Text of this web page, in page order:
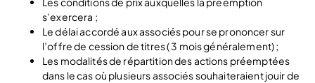
s’exercera ;
Le délai accordé aux associés pour se prononcer sur
l’offre de cession de titres ( 3 mois généralement) ;
Les modalités de répartition des actions préemptées
dans le cas où plusieurs associés souhaiteraient jouir de